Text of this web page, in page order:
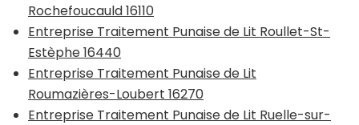
Rochefoucauld 16110
Entreprise Traitement Punaise de Lit Roullet-St-
Estèphe 16440
Entreprise Traitement Punaise de Lit
Roumazières-Loubert 16270
Entreprise Traitement Punaise de Lit Ruelle-sur-